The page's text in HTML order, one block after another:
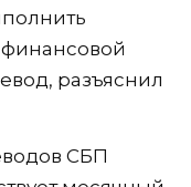
разъяснил
СБП